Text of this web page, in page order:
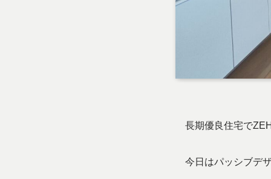
長期優良住宅で
今日はパッシブデ